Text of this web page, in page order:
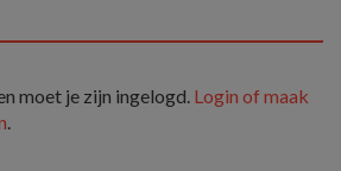
moet je zijn ingelogd. Login of maak
.